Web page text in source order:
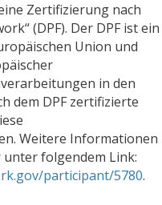
Zertifizierung nach
(DPF). Der DPF ist ein
Union und
in den
dem DPF zertifizierte
Weitere Informationen
folgendem Link:
participant/5780.